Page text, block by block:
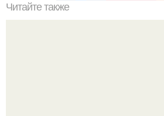
Читайте также